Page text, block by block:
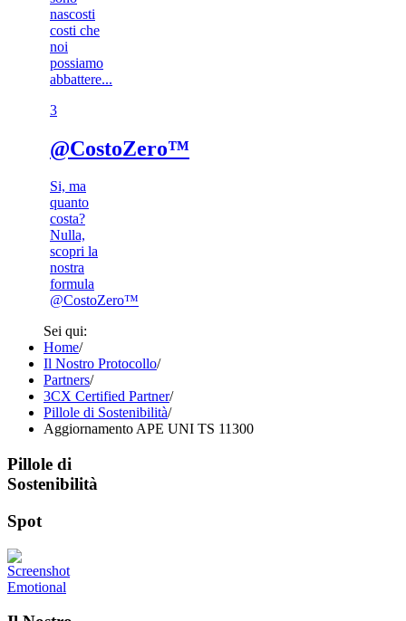
nascosti
costi che
noi
possiamo
abbattere...
3​
@CostoZero™
Si, ma
quanto
costa?
Nulla,
scopri la
nostra
formula
@CostoZero™
Sei qui:
Home/
Il Nostro Protocollo/
Partners/
3CX Certified Partner/
Pillole di Sostenibilità/
Aggiornamento APE UNI TS 11300
Pillole di
Sostenibilità
Spot